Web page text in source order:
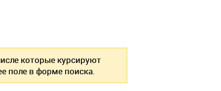
которые курсируют
поле в форме поиска.